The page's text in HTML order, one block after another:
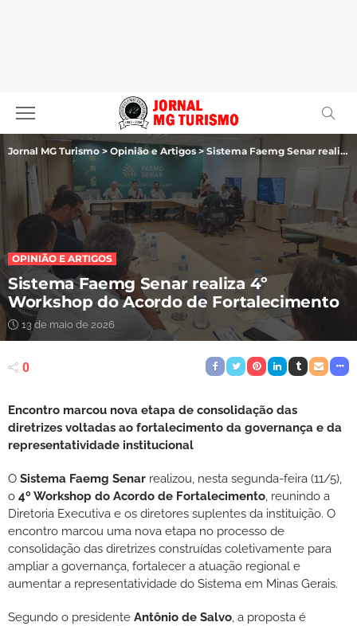
Jornal MG Turismo > Opinião e Artigos> Sistema Faemg Senar realiza 4º Workshop do Acordo de Fortalecimento
OPINIÃO E ARTIGOS
Sistema Faemg Senar realiza 4º
Workshop do Acordo de Fortalecimento
13 de maio de 2026
0
Encontro marcou nova etapa de consolidação das
diretrizes voltadas ao fortalecimento da governança e da
representatividade institucional
O Sistema Faemg Senar realizou, nesta segunda-feira (11/5),
o 4º Workshop do Acordo de Fortalecimento, reunindo a
Diretoria Executiva e os diretores suplentes da instituição. O
encontro marcou uma nova etapa no processo de
consolidação das diretrizes construídas coletivamente para
ampliar a governança, fortalecer a atuação regional e
aumentar a representatividade do Sistema em Minas Gerais.
Segundo o presidente Antônio de Salvo, a proposta é